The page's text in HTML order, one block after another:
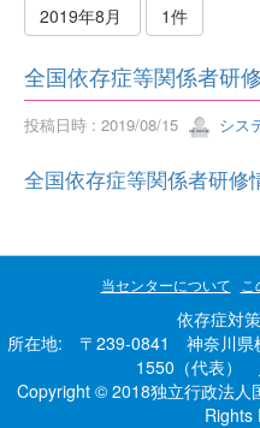
2019年8月 1件
全国依存症等関係者研
投稿日時 : 2019/08/15 シス
全国依存症等関係者研修
当センターについて
依存症対
所在地: 〒239-0841 神奈川県
1550（代表）
Copyright © 2018独立行政法人
Rights